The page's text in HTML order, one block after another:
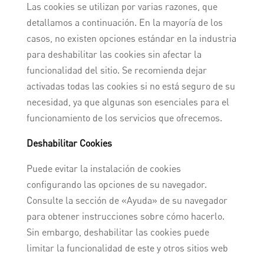
Las cookies se utilizan por varias razones, que
detallamos a continuación. En la mayoría de los
casos, no existen opciones estándar en la industria
para deshabilitar las cookies sin afectar la
funcionalidad del sitio. Se recomienda dejar
activadas todas las cookies si no está seguro de su
necesidad, ya que algunas son esenciales para el
funcionamiento de los servicios que ofrecemos.
Deshabilitar Cookies
Puede evitar la instalación de cookies
configurando las opciones de su navegador.
Consulte la sección de «Ayuda» de su navegador
para obtener instrucciones sobre cómo hacerlo.
Sin embargo, deshabilitar las cookies puede
limitar la funcionalidad de este y otros sitios web